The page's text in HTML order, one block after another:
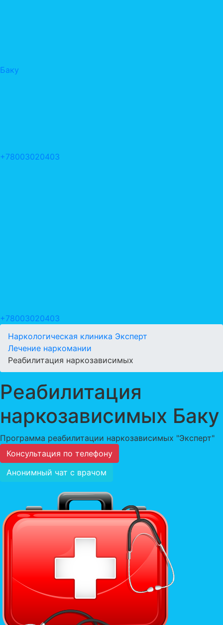
Баку
+78003020403
+78003020403
Наркологическая клиника Эксперт
Лечение наркомании
Реабилитация наркозависимых
Реабилитация
наркозависимых Баку
Программа реабилитации наркозависимых "Эксперт"
Консультация по телефону
Анонимный чат с врачом